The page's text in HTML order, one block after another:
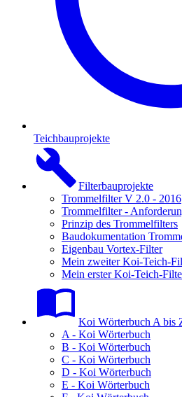
Teichbauprojekte
Filterbauprojekte
Trommelfilter V 2.0 - 2016
Trommelfilter -
Prinzip des Trommelfilters
Baudokumentation
Eigenbau Vortex-Filter
Mein zweiter Koi-Teich-
Mein erster Koi-Teich-
Koi Wörterbuch A bis
A - Koi Wörterbuch
B - Koi Wörterbuch
C - Koi Wörterbuch
D - Koi Wörterbuch
E - Koi Wörterbuch